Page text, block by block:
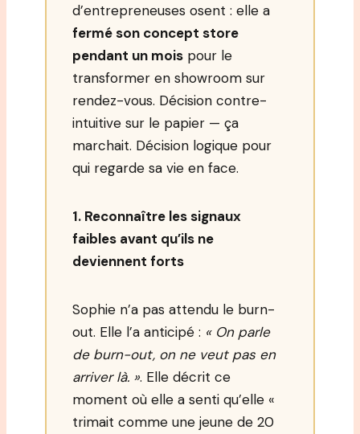
d’entrepreneuses osent : elle a
fermé son concept store
pendant un mois pour le
transformer en showroom sur
rendez-vous. Décision contre-
intuitive sur le papier — ça
marchait. Décision logique pour
qui regarde sa vie en face.
1. Reconnaître les signaux
faibles avant qu’ils ne
deviennent forts
Sophie n’a pas attendu le burn-
out. Elle l’a anticipé : « On parle
de burn-out, on ne veut pas en
arriver là. ». Elle décrit ce
moment où elle a senti qu’elle «
trimait comme une jeune de 20